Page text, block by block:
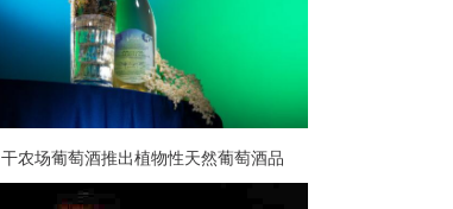
干农场葡萄酒推出植物性天然葡萄酒品
牌“Bolixir”